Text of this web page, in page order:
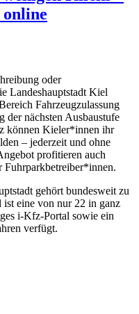
oder
Landeshauptstadt Kiel
Fahrzeugzulassung
nächsten Ausbaustufe
können Kieler*innen ihr
– jederzeit und ohne
profitieren auch
gehört bundesweit zu
eine von nur 22 in ganz
i-Kfz-Portal sowie ein
verfügt.